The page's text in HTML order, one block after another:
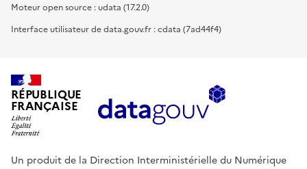
Moteur open source : udata (17.2.0)
Interface utilisateur de data.gouv.fr : cdata (7ad44f4)
RÉPUBLIQUE
FRANÇAISE
Un produit de la Direction Interministérielle du Numérique